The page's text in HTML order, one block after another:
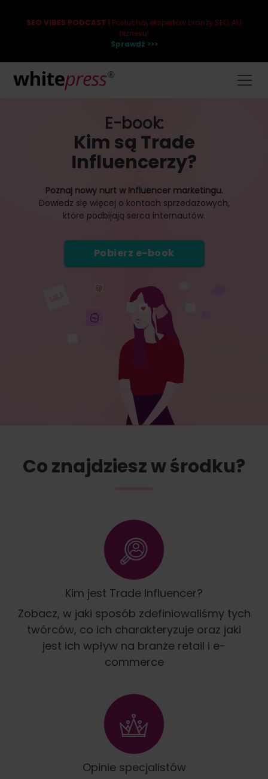
SEO VIBES PODCAST | Posłuchaj ekspertów branży SEO, AI i
biznesu!
Sprawdź >>>
E-book:
Kim są Trade
Influencerzy?
Poznaj nowy nurt w Influencer marketingu.
Dowiedz się więcej o kontach sprzedażowych,
które podbijają serca internautów.
Pobierz e-book
Co znajdziesz w środku?
Kim jest Trade Influencer?
Zobacz, w jaki sposób zdefiniowaliśmy tych
twórców, co ich charakteryzuje oraz jaki
jest ich wpływ na branże retail i e-
commerce
Opinie specjalistów